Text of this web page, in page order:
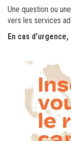
Une question ou
vers les services
En cas